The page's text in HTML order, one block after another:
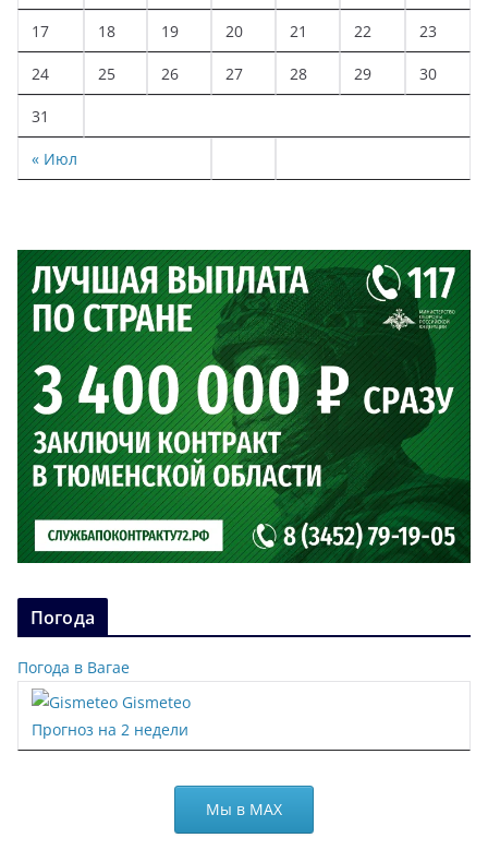
« Июл
17 18 19 20 21 22 23
24 25 26 27 28 29 30
31
Погода
Погода в Вагае
Gismeteo
Прогноз на 2 недели
Мы в МАХ